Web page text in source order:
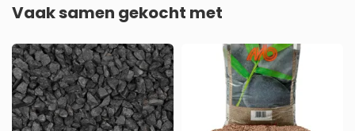
Vaak samen gekocht met